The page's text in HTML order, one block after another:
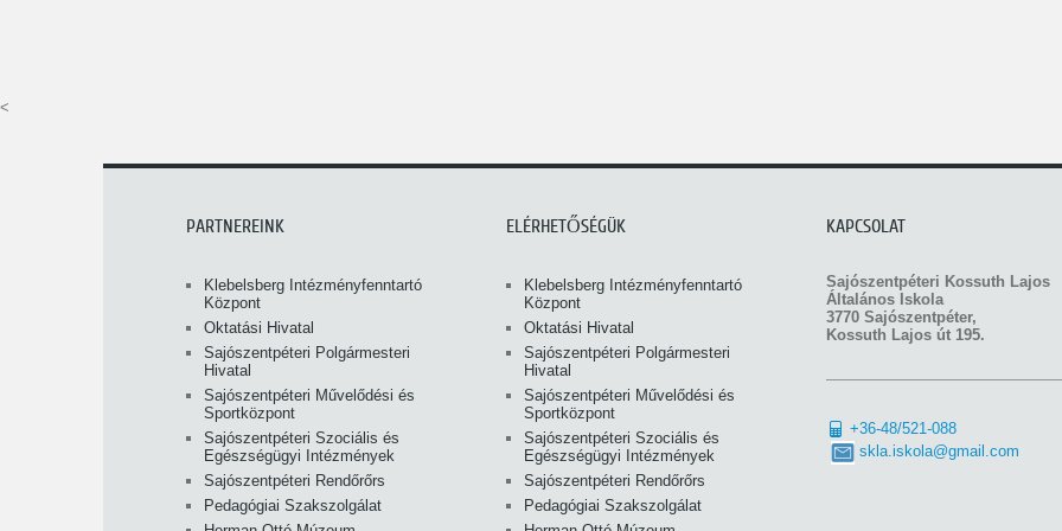
<
PARTNEREINK
Klebelsberg Intézményfenntartó
Központ
Oktatási Hivatal
Sajószentpéteri Polgármesteri
Hivatal
Sajószentpéteri Művelődési és
Sportközpont
Sajószentpéteri Szociális és
Egészségügyi Intézmények
Sajószentpéteri Rendőrőrs
Pedagógiai Szakszolgálat
ELÉRHETŐSÉGÜK
Klebelsberg Intézményfenntartó
Központ
Oktatási Hivatal
Sajószentpéteri Polgármesteri
Hivatal
Sajószentpéteri Művelődési és
Sportközpont
Sajószentpéteri Szociális és
Egészségügyi Intézmények
Sajószentpéteri Rendőrőrs
Pedagógiai Szakszolgálat
KAPCSOLAT
Sajószentpéteri Kossuth Lajos
Általános Iskola
3770 Sajószentpéter,
Kossuth Lajos út 195.
+36-48/521-088
skla.iskola@gmail.com